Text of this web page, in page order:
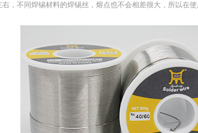
，不同焊锡材料的焊锡丝，熔点也不会相差很大，所以在